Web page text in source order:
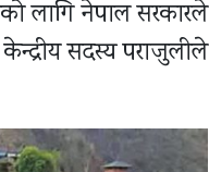
लागि नेपाल सरकारले
केन्द्रीय सदस्य पराजुलीले